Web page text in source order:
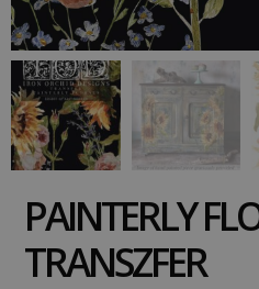
PAINTERLY
TRANSZFER